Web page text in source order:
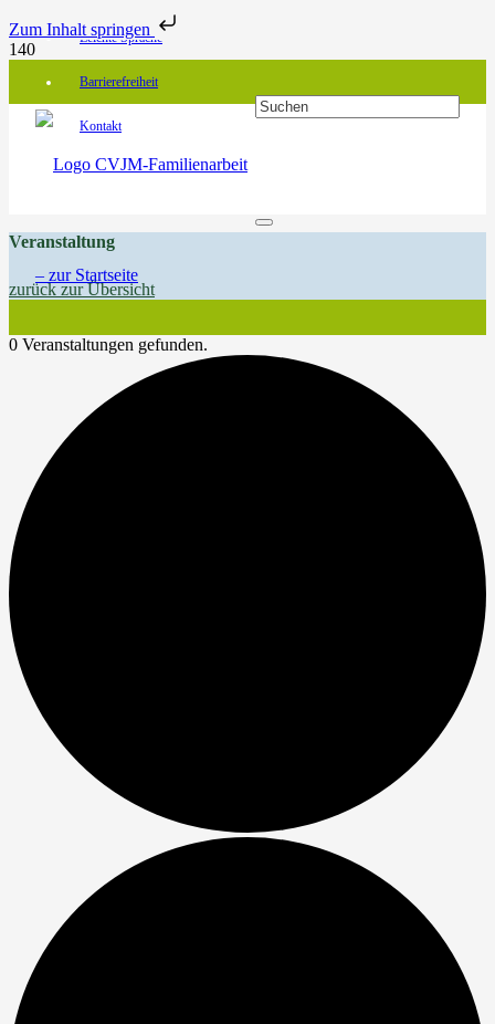
Zum Inhalt springen
Leichte Sprache
Barrierefreiheit
Kontakt
Veranstaltung
zurück zur Übersicht
0 Veranstaltungen gefunden.